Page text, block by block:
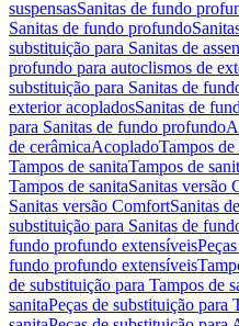
suspensasSanitas de fundo
Sanitas de fundo profundo
substituição para Sanitas de
profundo para autoclismos de
substituição para Sanitas de
exterior acopladosSanitas de
para Sanitas de fundo profundo
de cerâmicaAcopladoTampos de
Tampos de sanitaTampos de
Tampos de sanitaSanitas versão
Sanitas versão ComfortSanitas
substituição para Sanitas de
fundo profundo extensíveis
fundo profundo extensíveis
de substituição para Tampos de
sanitaPeças de substituição para